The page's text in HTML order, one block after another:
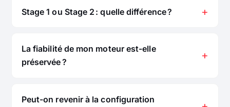
Stage 1 ou Stage 2 : quelle différence ?
La fiabilité de mon moteur est-elle
préservée ?
Peut-on revenir à la configuration